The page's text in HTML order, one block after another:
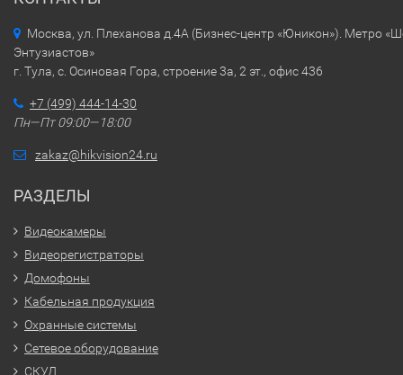
Москва, ул. Плеханова д.4А (Бизнес-центр «Юникон»). Метро
Энтузиастов»
г. Тула, с. Осиновая Гора, строение 3а, 2 эт., офис 436
+7 (499) 444-14-30
Пн—Пт 09:00—18:00
zakaz@hikvision24.ru
РАЗДЕЛЫ
Видеокамеры
Видеорегистраторы
Домофоны
Кабельная продукция
Охранные системы
Сетевое оборудование
СКУД